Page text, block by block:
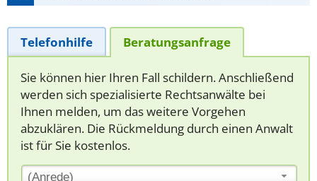
Telefonhilfe Beratungsanfrage
Sie können hier Ihren Fall schildern. Anschließend
werden sich spezialisierte Rechtsanwälte bei
Ihnen melden, um das weitere Vorgehen
abzuklären. Die Rückmeldung durch einen Anwalt
ist für Sie kostenlos.
(Anrede)